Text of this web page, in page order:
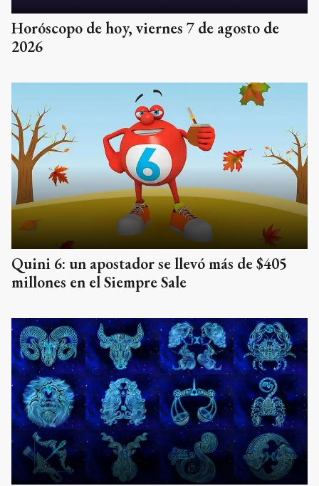
Horóscopo de hoy, viernes 7 de agosto de
2026
Quini 6: un apostador se llevó más de $405
millones en el Siempre Sale